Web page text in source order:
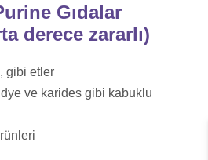
Gıdalar
derece zararlı)
gibi etler
ve karides gibi kabuklu